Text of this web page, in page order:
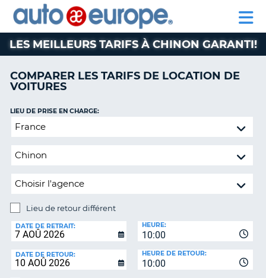
LOCATION
DE
VOITURES
CAMPING-
CAR
PARTENAIRE
SUPPORT
CLIENT
AUTO
EUROPE
LOCATION
DE
VOITURES
CAMPING-
PARTENAIRE
SUPPORT
COMPTE
MA
LANGUAGE
LES MEILLEURS TARIFS À CHINON GARANTI!
COMPARER LES TARIFS DE LOCATION DE
VOITURES
Lieu
retour
LIEU DE PRISE EN CHARGE:
Lieu de retour différent
DE
RETOUR:
DATE DE RETRAIT:
10:00
HEURE:
DATE DE RETOUR:
10:00
HEURE DE RETOUR: